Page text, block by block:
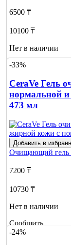
6500 ₸
10100 ₸
Нет в наличии
Сообщить
1
-33%
CeraVe Гель
нормальной
473 мл
Добавить в
Очищающий гель
7200 ₸
10730 ₸
Нет в наличии
Сообщить
о наличии
-24%